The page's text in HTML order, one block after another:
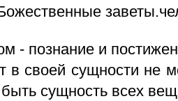
- познание и
в своей сущности не
быть сущность всех